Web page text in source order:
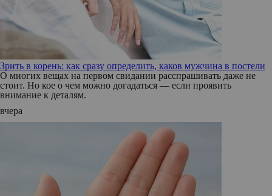
Зрить в корень: как сразу определить, каков мужчина в постели
О многих вещах на первом свидании расспрашивать даже не
стоит. Но кое о чем можно догадаться — если проявить
внимание к деталям.
вчера